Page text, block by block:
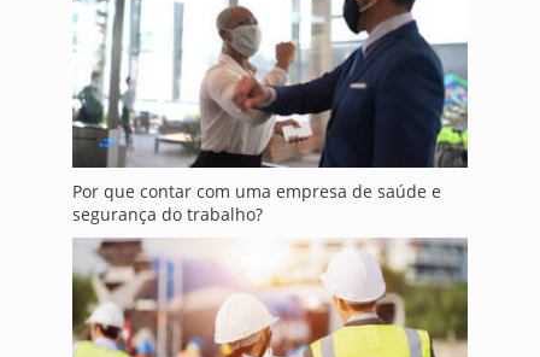
Por que contar com uma empresa de saúde e
segurança do trabalho?